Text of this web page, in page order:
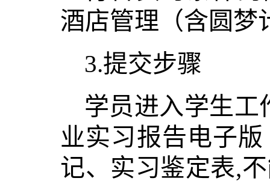
酒店管理（含圆梦
3.提交步骤
学员进入学生工
业实习报告电子
记、实习鉴定表,